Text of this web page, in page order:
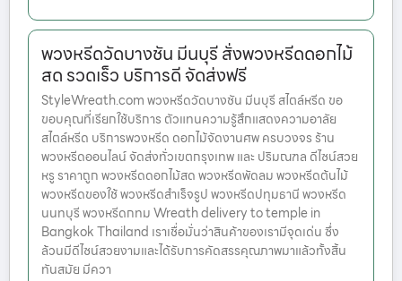
พวงหรีดวัดบางชัน มีนบุรี สั่งพวงหรีดดอกไม้
สด รวดเร็ว บริการดี จัดส่งฟรี
StyleWreath.com พวงหรีดวัดบางชัน มีนบุรี สไตล์หรีด ขอ
ขอบคุณที่เรียกใช้บริการ ตัวแทนความรู้สึกแสดงความอาลัย
สไตล์หรีด บริการพวงหรีด ดอกไม้จัดงานศพ ครบวงจร ร้าน
พวงหรีดออนไลน์ จัดส่งทั่วเขตกรุงเทพ และ ปริมณฑล ดีไซน์สวย
หรู ราคาถูก พวงหรีดดอกไม้สด พวงหรีดพัดลม พวงหรีดต้นไม้
พวงหรีดของใช้ พวงหรีดสำเร็จรูป พวงหรีดปทุมธานี พวงหรีด
นนทบุรี พวงหรีดกทม Wreath delivery to temple in
Bangkok Thailand เราเชื่อมั่นว่าสินค้าของเรามีจุดเด่น ซึ่ง
ล้วนมีดีไซน์สวยงามและได้รับการคัดสรรคุณภาพมาแล้วทั้งสิ้น
ทันสมัย มีควา